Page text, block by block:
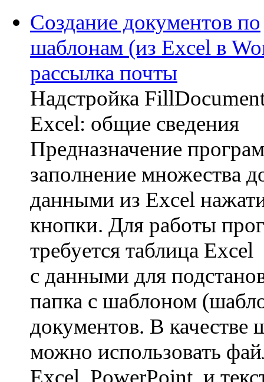
Создание документов по
шаблонам (из Excel в
рассылка почты
Надстройка
Excel: общие сведения
Предназначение
заполнение множества
данными из Excel
кнопки. Для работы
требуется таблица Excel
с данными для
папка с шаблоном
документов. В качестве
можно использовать
Excel, PowerPoint, и